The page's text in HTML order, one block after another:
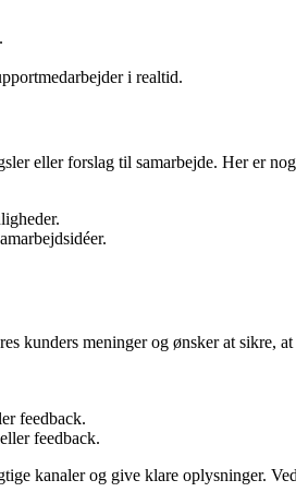
i realtid.
eller forslag til samarbejde. Her er
meninger og ønsker at sikre,
feedback.
feedback.
kanaler og give klare oplysninger.